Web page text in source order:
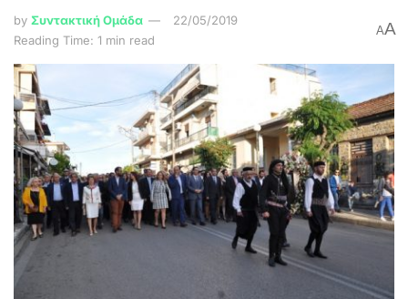
by Συντακτική Ομάδα
22/05/2019
Reading Time: 1 min read
AA